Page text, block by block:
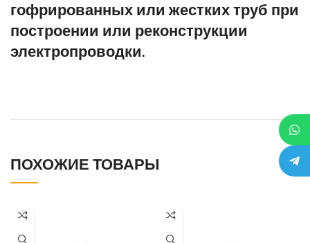
гофрированных или жестких труб при
построении или реконструкции
электропроводки.
ПОХОЖИЕ ТОВАРЫ